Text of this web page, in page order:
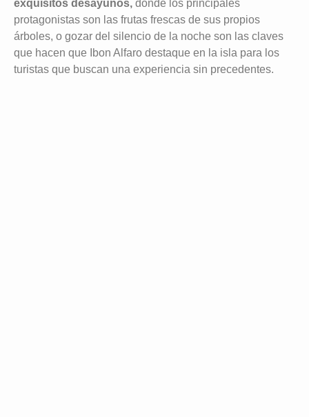
exquisitos desayunos, donde los principales
protagonistas son las frutas frescas de sus propios
árboles, o gozar del silencio de la noche son las claves
que hacen que Ibon Alfaro destaque en la isla para los
turistas que buscan una experiencia sin precedentes.